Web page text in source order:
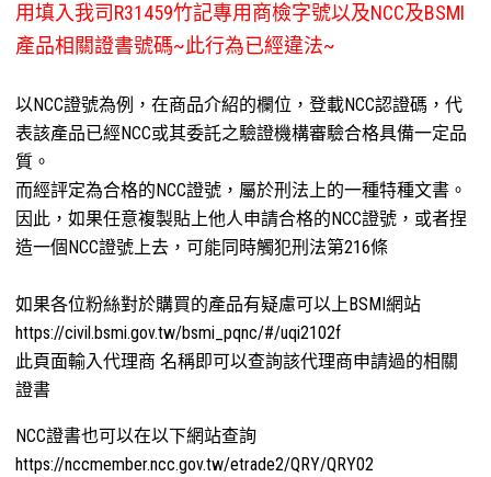
用填入我司R31459竹記專用商檢字號以及NCC及BSMI
產品相關證書號碼~此行為已經違法~
以NCC證號為例，在商品介紹的欄位，登載NCC認證碼，代
表該產品已經NCC或其委託之驗證機構審驗合格具備一定品
質。
而經評定為合格的NCC證號，屬於刑法上的一種特種文書。
因此，如果任意複製貼上他人申請合格的NCC證號，或者捏
造一個NCC證號上去，可能同時觸犯刑法第216條
如果各位粉絲對於購買的產品有疑慮可以上BSMI網站
https://civil.bsmi.gov.tw/bsmi_pqnc/#/uqi2102f
此頁面輸入代理商 名稱即可以查詢該代理商申請過的相關
證書
NCC證書也可以在以下網站查詢
https://nccmember.ncc.gov.tw/etrade2/QRY/QRY02